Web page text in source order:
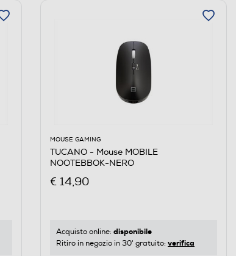
MOUSE GAMING
TUCANO - Mouse MOBILE
NOOTEBBOK-NERO
€ 14,90
Acquisto online: disponibile
Ritiro in negozio in 30' gratuito: verifica